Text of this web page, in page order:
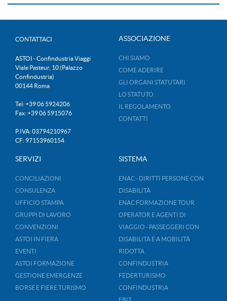
CONTATTACI
ASTOI - Confindustria Viaggi
Viale Pasteur, 10 (Palazzo
Confindustria)
00144 Roma
Tel: +39 06 5924206
Fax: +39 06 5915076
P.IVA: 03794210967
CF: 97153960154
ASSOCIAZIONE
CHI SIAMO
COME ADERIRE
GLI ORGANI STATUTARI
LO STATUTO
IL REGOLAMENTO
CONTATTI
SERVIZI
CONCILIAZIONI
CONSULENZA
UFFICIO STAMPA
GRUPPI DI LAVORO
CONVENZIONI
ASTOI IN FIERA
EVENTI
ASTOI FORMAZIONE
GESTIONE EMERGENZE
BORSE E FIERE TURISMO
SISTEMA
ENAC - DIRITTI PERSONE CON
DISABILITÀ
ENAC FORMAZIONE TOUR
OPERATOR E AGENTI DI
VIAGGIO - PASSEGGERI CON
DISABILITÀ E A MOBILITÀ
RIDOTTA
CONFINDUSTRIA
FEDERTURISMO
CONFINDUSTRIA
EBIT